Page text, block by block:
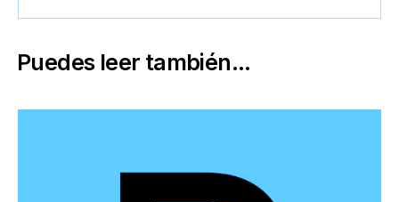
Puedes leer también...